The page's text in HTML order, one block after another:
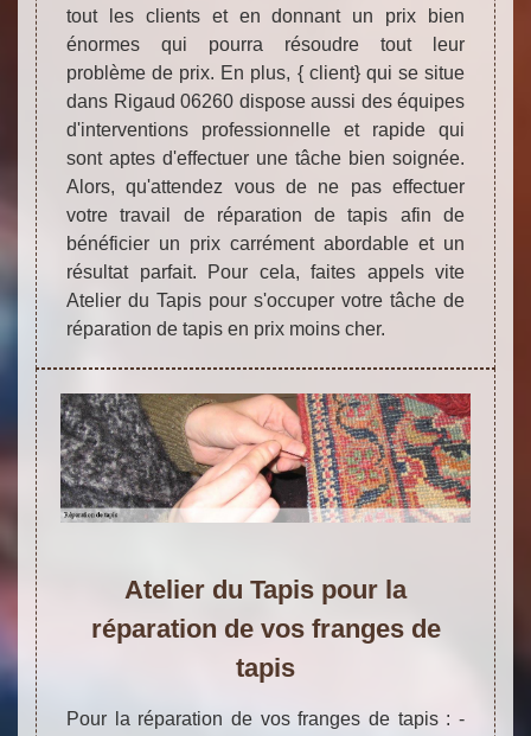
tout les clients et en donnant un prix bien
énormes qui pourra résoudre tout leur
problème de prix. En plus, { client} qui se situe
dans Rigaud 06260 dispose aussi des équipes
d'interventions professionnelle et rapide qui
sont aptes d'effectuer une tâche bien soignée.
Alors, qu'attendez vous de ne pas effectuer
votre travail de réparation de tapis afin de
bénéficier un prix carrément abordable et un
résultat parfait. Pour cela, faites appels vite
Atelier du Tapis pour s'occuper votre tâche de
réparation de tapis en prix moins cher.
Atelier du Tapis pour la
réparation de vos franges de
tapis
Pour la réparation de vos franges de tapis : -